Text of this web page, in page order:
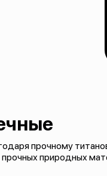
прочному
природных